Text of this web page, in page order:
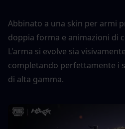
Abbinato a una skin per armi
doppia forma e animazioni di
L'arma si evolve sia
completando perfettamente i
di alta gamma.